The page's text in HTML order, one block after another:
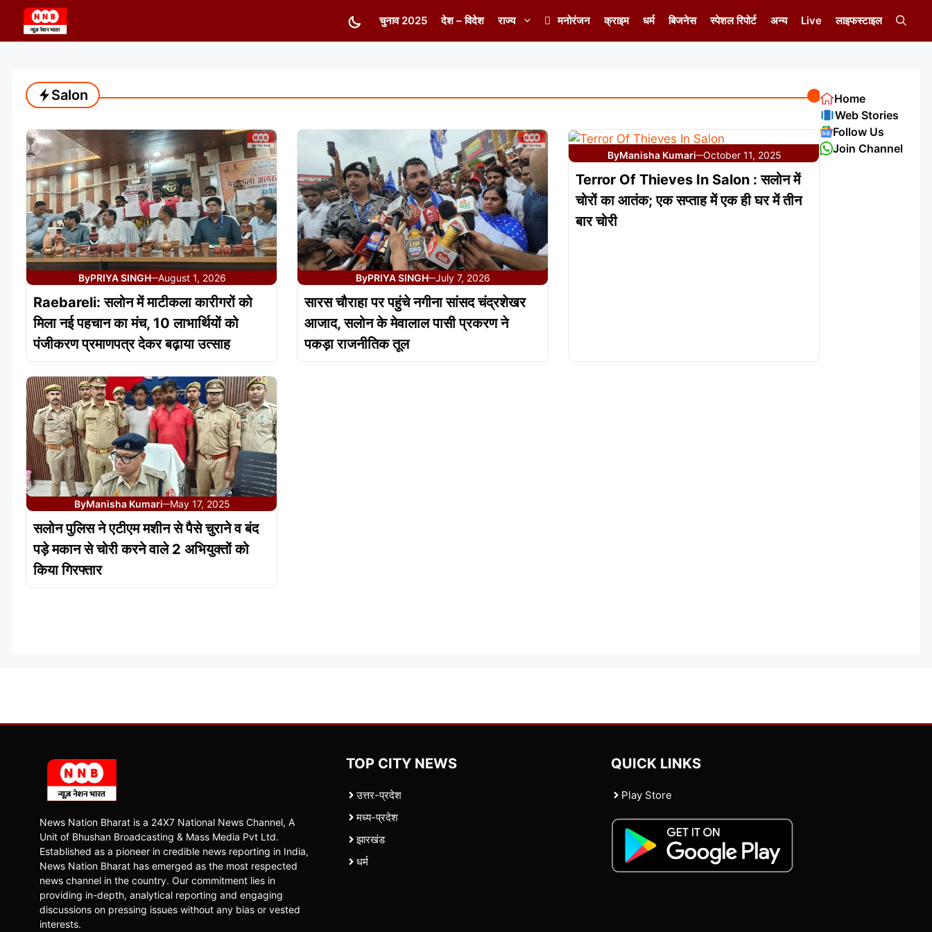
content
चुनाव 2025 देश – विदेश राज्य मनोरंजन क्राइम धर्म बिजनेस स्पेशल रिपोर्ट अन्य Live लाइफस्टाइल
Salon
ByPRIYA SINGH—August 1, 2026
Raebareli: सलोन में माटीकला कारीगरों को
मिला नई पहचान का मंच, 10 लाभार्थियों को
पंजीकरण प्रमाणपत्र देकर बढ़ाया उत्साह
ByPRIYA SINGH—July 7, 2026
सारस चौराहा पर पहुंचे नगीना सांसद चंद्रशेखर
आजाद, सलोन के मेवालाल पासी प्रकरण ने
पकड़ा राजनीतिक तूल
ByManisha Kumari—October 11, 2025
Terror Of Thieves In Salon : सलोन में
चोरों का आतंक; एक सप्ताह में एक ही घर में तीन
बार चोरी
ByManisha Kumari—May 17, 2025
सलोन पुलिस ने एटीएम मशीन से पैसे चुराने व बंद
पड़े मकान से चोरी करने वाले 2 अभियुक्तों को
किया गिरफ्तार
Home
Web Stories
Follow Us
Join Channel
News Nation Bharat is a 24X7 National News Channel, A
Unit of Bhushan Broadcasting & Mass Media Pvt Ltd.
Established as a pioneer in credible news reporting in India,
News Nation Bharat has emerged as the most respected
news channel in the country. Our commitment lies in
providing in-depth, analytical reporting and engaging
discussions on pressing issues without any bias or vested
interests.
TOP CITY NEWS
उत्तर-प्रदेश
मध्य-प्रदेश
झारखंड
धर्म
QUICK LINKS
Play Store